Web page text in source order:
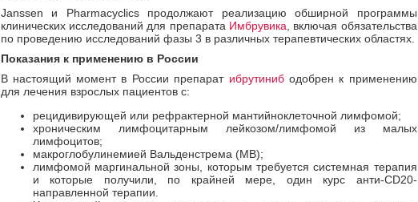
Janssen и Pharmacyclics продолжают реализацию обширной программы
клинических исследований для препарата Имбрувика , включая обязательства
по проведению исследований фазы 3 в различных терапевтических областях.
Показания к применению в России
В настоящий момент в России препарат ибрутинибодобрен к применению
для лечения взрослых пациентов с:
рецидивирующей или рефрактерной мантийноклеточной лимфомой;
хроническим лимфоцитарным лейкозом/лимфомой из малых
лимфоцитов;
макроглобулинемией Вальденстрема (МВ);
лимфомой маргинальной зоны, которым требуется системная терапия
и которые получили, по крайней мере, один курс анти-CD20-
направленной терапии.